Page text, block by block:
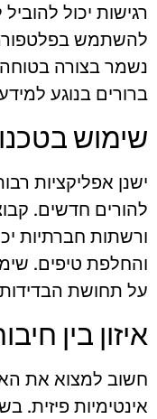
רגישות יכול
להשתמש
נשמר בצורה
ברורים בנוגע
שימוש
ישנן אפליקציות
להורים חדשים.
ורשתות חברתיות
והחלפת טיפים.
על תחושת
איזון בין
חשוב למצוא את
אינטימיות